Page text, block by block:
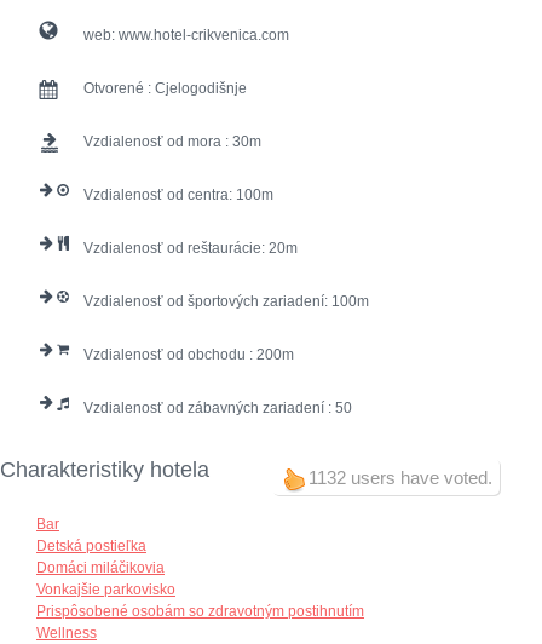
web: www.hotel-crikvenica.com
Otvorené : Cjelogodišnje
Vzdialenosť od mora : 30
Vzdialenosť od centra: 100
Vzdialenosť od reštaurácie: 20
Vzdialenosť od športových zariadení: 100
Vzdialenosť od obchodu : 200
Vzdialenosť od zábavných zariadení : 50
1132 users have voted.
Charakteristiky hotela
Bar
Detská postieľka
Domáci miláčikovia
Vonkajšie parkovisko
Prispôsobené osobám so zdravotným postihnutím
Wellness